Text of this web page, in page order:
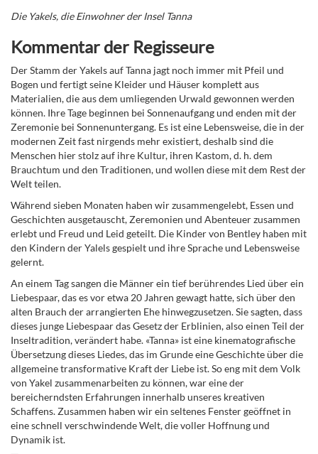
Die Yakels, die Einwohner der Insel Tanna
Kommentar der Regisseure
Der Stamm der Yakels auf Tanna jagt noch immer mit Pfeil und
Bogen und fertigt seine Kleider und Häuser komplett aus
Materialien, die aus dem umliegenden Urwald gewonnen werden
können. Ihre Tage beginnen bei Sonnenaufgang und enden mit der
Zeremonie bei Sonnenuntergang. Es ist eine Lebensweise, die in der
modernen Zeit fast nirgends mehr existiert, deshalb sind die
Menschen hier stolz auf ihre Kultur, ihren Kastom, d. h. dem
Brauchtum und den Traditionen, und wollen diese mit dem Rest der
Welt teilen.
Während sieben Monaten haben wir zusammengelebt, Essen und
Geschichten ausgetauscht, Zeremonien und Abenteuer zusammen
erlebt und Freud und Leid geteilt. Die Kinder von Bentley haben mit
den Kindern der Yalels gespielt und ihre Sprache und Lebensweise
gelernt.
An einem Tag sangen die Männer ein tief berührendes Lied über ein
Liebespaar, das es vor etwa 20 Jahren gewagt hatte, sich über den
alten Brauch der arrangierten Ehe hinwegzusetzen. Sie sagten, dass
dieses junge Liebespaar das Gesetz der Erblinien, also einen Teil der
Inseltradition, verändert habe. «Tanna» ist eine kinematografische
Übersetzung dieses Liedes, das im Grunde eine Geschichte über die
allgemeine transformative Kraft der Liebe ist. So eng mit dem Volk
von Yakel zusammenarbeiten zu können, war eine der
bereicherndsten Erfahrungen innerhalb unseres kreativen
Schaffens. Zusammen haben wir ein seltenes Fenster geöffnet in
eine schnell verschwindende Welt, die voller Hoffnung und
Dynamik ist.